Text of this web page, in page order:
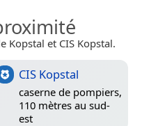
Kopstal et CIS Kopstal.
CIS Kopstal
caserne de pompiers,
110 mètres au sud-
est